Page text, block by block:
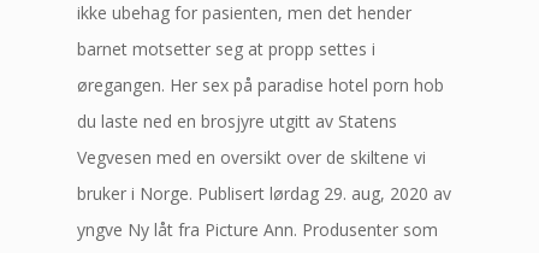
ikke ubehag for pasienten, men det hender
barnet motsetter seg at propp settes i
øregangen. Her sex på paradise hotel porn hob
du laste ned en brosjyre utgitt av Statens
Vegvesen med en oversikt over de skiltene vi
bruker i Norge. Publisert lørdag 29. aug, 2020 av
yngve Ny låt fra Picture Ann. Produsenter som